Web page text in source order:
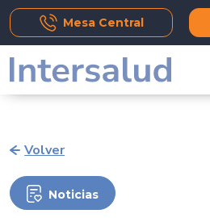
Add Comment
Mesa Central
Volver
Noticias